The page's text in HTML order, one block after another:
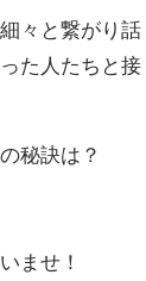
々と繋がり話
た人たちと接
秘訣は？
ませ！